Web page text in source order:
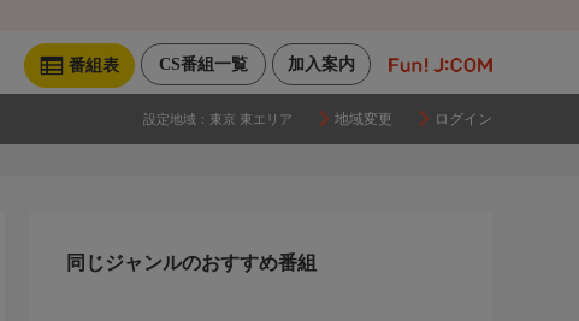
加入案内
CS番組一覧
番組表
設定地域： 東京 東エリア 地域変更 ログイン
同じジャンルのおすすめ番組